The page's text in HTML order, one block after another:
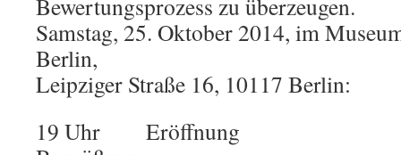
Bewertungsprozess zu überzeugen.
Samstag, 25. Oktober 2014, im
Berlin,
Leipziger Straße 16, 10117 Berlin:
19 Uhr Eröffnung